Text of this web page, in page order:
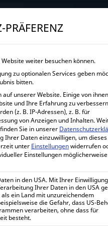
→
SHOP LEISTUNGEN
VICTRON ENERGY
Alle Produkte Batterieladegeräte
inkl. 0% MwSt.
19% MwSt.
Skylla-TG 24/
1-7 Werktage
PRÄFERENZ
weiter besuchen können.
zu optionalen Services geben
bitten.
unserer Website. Einige von
und Ihre Erfahrung zu
(z. B. IP-Adressen), z. B. für
von Anzeigen und Inhalten.
Sie in unserer
Ihrer Daten einzuwilligen, um dieses
unter Einstellungenwiderrufen
Einstellungen
in den USA. Mit Ihrer
Ihrer Daten in den USA
als ein Land mit unzureichendem
die Gefahr, dass US-
verarbeiten, ohne dass für
besteht.